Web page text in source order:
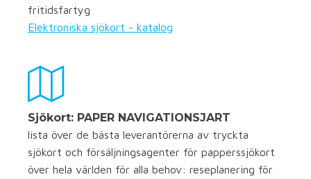
fritidsfartyg
Elektroniska sjökort - katalog
Sjökort: PAPER NAVIGATIONSJART
lista över de bästa leverantörerna av tryckta
sjökort och försäljningsagenter för papperssjökort
över hela världen för alla behov: reseplanering för